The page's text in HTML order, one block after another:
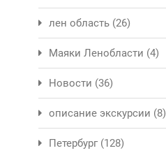
лен область (26)
Маяки Ленобласти (4)
Новости (36)
описание экскурсии (8)
Петербург (128)